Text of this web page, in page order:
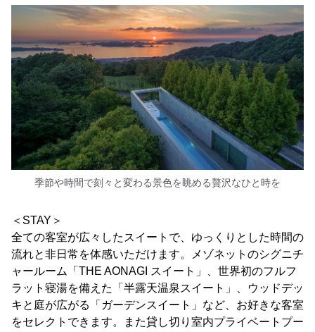
季節や時間で刻々と変わる景色を眺める贅沢なひと時を
＜STAY＞
全ての客室が広々したスイートで、ゆっくりとした時間の
流れと非日常を体感いただけます。メゾネットのシグニチ
ャールーム「THE AONAGI スイート」、世界初のフルフ
ラット寝湯を備えた「半露天温泉スイート」、ウッドデッ
キと庭が広がる「ガーデンスイート」など、お好きな客室
をセレクトできます。また貸し切り室内プライベートプー